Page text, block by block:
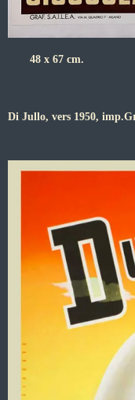
48 x 67 cm.
Di Jullo, vers 1950,